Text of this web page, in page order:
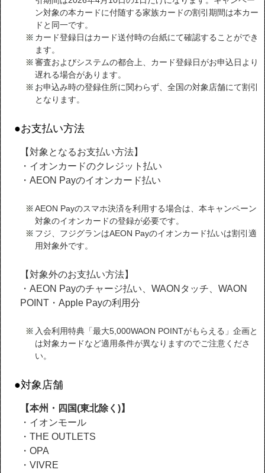
ン対象の本カードに付随する家族カードの割引期間は本カー
ドと同一です。
カード登録日はカード送付時の台紙にて確認することができ
ます。
審査およびシステムの都合上、カード登録日がお申込日より
遅れる場合があります。
お申込み時の登録住所に関わらず、全国の対象店舗にて割引
となります。
●お支払い方法
【対象となるお支払い方法】
・イオンカードのクレジット払い
・AEON Payのイオンカード払い
AEON Payのスマホ決済を利用する場合は、本キャンペーン
対象のイオンカードの登録が必要です。
フジ、フジグランはAEON Payのイオンカード払いは割引適
用対象外です。
【対象外のお支払い方法】
・AEON Payのチャージ払い、WAONタッチ、WAON
POINT・Apple Payの利用分
入会利用特典「最大5,000WAON POINTがもらえる」企画と
は対象カードなど適用条件が異なりますのでご注意くださ
い。
●対象店舗
【本州・四国(東北除く)】
・イオンモール
・THE OUTLETS
・OPA
・VIVRE